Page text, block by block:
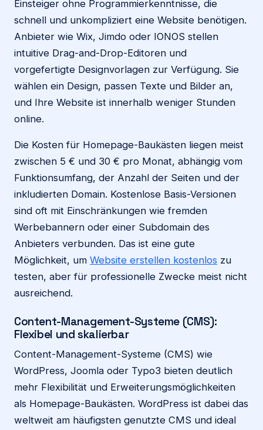
Einsteiger ohne Programmierkenntnisse, die
schnell und unkompliziert eine Website benötigen.
Anbieter wie Wix, Jimdo oder IONOS stellen
intuitive Drag-and-Drop-Editoren und
vorgefertigte Designvorlagen zur Verfügung. Sie
wählen ein Design, passen Texte und Bilder an,
und Ihre Website ist innerhalb weniger Stunden
online.
Die Kosten für Homepage-Baukästen liegen meist
zwischen 5 € und 30 € pro Monat, abhängig vom
Funktionsumfang, der Anzahl der Seiten und der
inkludierten Domain. Kostenlose Basis-Versionen
sind oft mit Einschränkungen wie fremden
Werbebannern oder einer Subdomain des
Anbieters verbunden. Das ist eine gute
Möglichkeit, um Website erstellen kostenlos zu
testen, aber für professionelle Zwecke meist nicht
ausreichend.
Content-Management-Systeme (CMS):
Flexibel und skalierbar
Content-Management-Systeme (CMS) wie
WordPress, Joomla oder Typo3 bieten deutlich
mehr Flexibilität und Erweiterungsmöglichkeiten
als Homepage-Baukästen. WordPress ist dabei das
weltweit am häufigsten genutzte CMS und ideal